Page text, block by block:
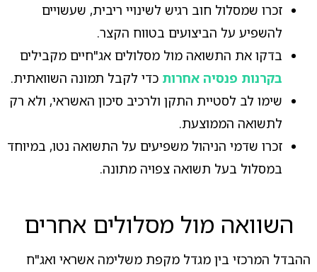
זכרו שמסלול חוב רגיש לשינויי ריבית, שעשויים
להשפיע על הביצועים בטווח הקצר.
בדקו את התשואה מול מסלולים אג"חיים מקבילים
בקרנות פנסיה אחרות כדי לקבל תמונה השוואתית.
שימו לב לסטיית התקן ולרכיב סיכון האשראי, ולא רק
לתשואה הממוצעת.
זכרו שדמי הניהול משפיעים על התשואה נטו, במיוחד
במסלול בעל תשואה צפויה מתונה.
השוואה מול מסלולים אחרים
ההבדל המרכזי בין מגדל מקפת משלימה אשראי ואג"ח